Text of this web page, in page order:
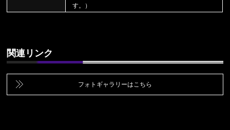
す。）
関連リンク
フォトギャラリーはこちら